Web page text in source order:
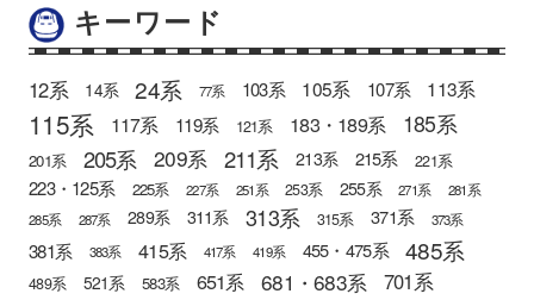
キーワード
12系 14系 24系 77系 103系 105系 107系 113系
115系 117系 119系 121系 183・189系 185系
201系 205系 209系 211系 213系 215系 221系
223・125系 225系 227系 251系 253系 255系 271系
281系
285系
287系 289系 311系 313系 315系 371系 373系
381系 383系 415系 417系 419系 455・475系 485系
489系 521系 583系 651系 681・683系 701系